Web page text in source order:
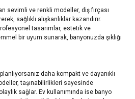
sevimli ve renkli modeller, diş fırçası
sağlıklı alışkanlıklar kazandırır.
tasarımlar, estetik ve
bir uyum sunarak, banyonuzda şıklığı
daha kompakt ve dayanıklı
taşınabilirlikleri sayesinde
sağlar. Ev kullanımında ise banyo